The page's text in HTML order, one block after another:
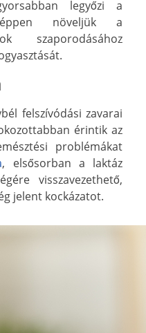
legyőzi a
növeljük a
szaporodásához
felszívódási zavarai
érintik az
problémákat
, elsősorban a laktáz
visszavezethető,
jelent kockázatot.